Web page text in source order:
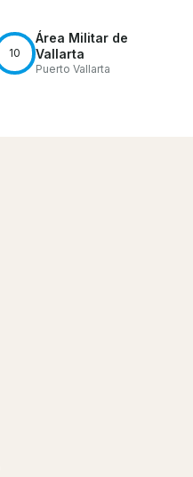
10
Área Militar de
Vallarta
Puerto Vallarta